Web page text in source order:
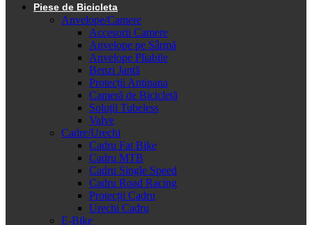
Piese de Bicicleta
Anvelope/Camere
Accesorii Camere
Anvelope pe Sârmă
Anvelope Pliabile
Benzi Jantă
Protecții Antipana
Cameră de Bicicletă
Soluții Tubeless
Valve
Cadre/Urechi
Cadru Fat Bike
Cadru MTB
Cadru Single Speed
Cadru Road Racing
Protecții Cadru
Urechi Cadru
E-Bike